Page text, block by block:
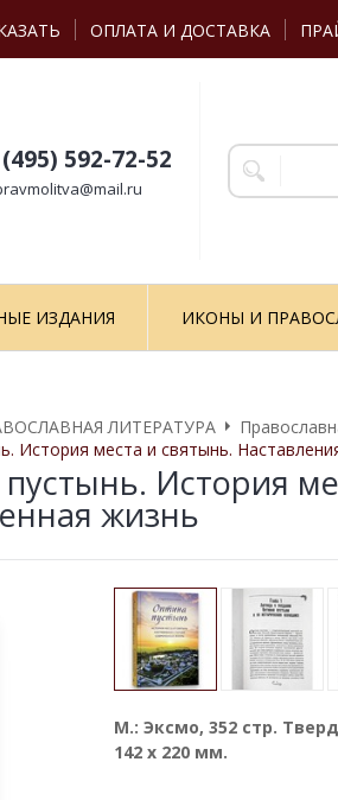
ОПЛАТА И ДОСТАВКА
592-72-52
ИЗДАНИЯ ИКОНЫ И
ЛИТЕРАТУРА
История места и святынь.
История
жизнь
М.: Эксмо, 352 стр.
142 х 220 мм.